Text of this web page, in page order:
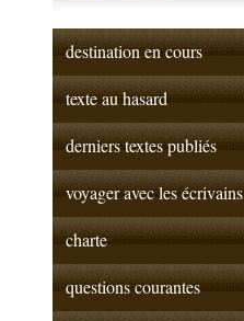
destination en cours
texte au hasard
derniers textes publiés
voyager avec les écrivains
charte
questions courantes